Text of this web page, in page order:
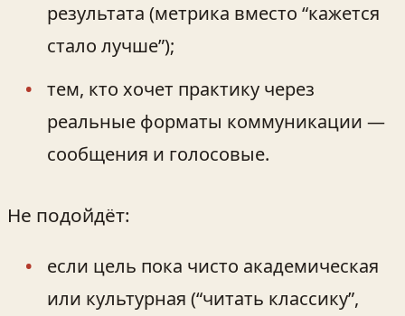
результата (метрика вместо “кажется
стало лучше”);
тем, кто хочет практику через
реальные форматы коммуникации —
сообщения и голосовые.
Не подойдёт:
если цель пока чисто академическая
или культурная (“читать классику”,